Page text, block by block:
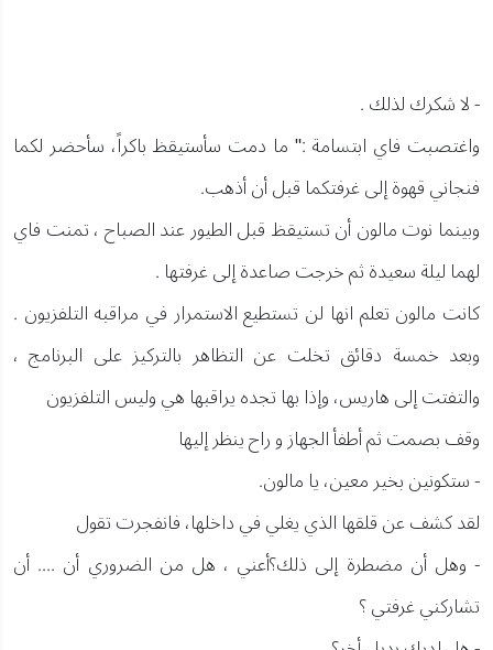
- لا شكرك لذلك .
واغتصبت فاي ابتسامة :" ما دمت سأستيقظ باكراً، سأحضر لكما
فنجاني قهوة إلى غرفتكما قبل أن أذهب.
وبينما نوت مالون أن تستيقظ قبل الطيور عند الصباح ، تمنت فاي
لهما ليلة سعيدة ثم خرجت صاعدة إلى غرفتها .
كانت مالون تعلم انها لن تستطيع الاستمرار في مراقبه التلفزيون .
وبعد خمسة دقائق تخلت عن التظاهر بالتركيز على البرنامج ،
والتفتت إلى هاريس، وإذا بها تجده يراقبها هي وليس التلفزيون
وقف بصمت ثم أطفأ الجهاز و راح ينظر إليها
- ستكونين بخير معين، يا مالون.
لقد كشف عن قلقها الذي يغلي في داخلها، فانفجرت تقول
- وهل أن مضطرة إلى ذلك؟أعني ، هل من الضروري أن .... أن
تشاركني غرفتي ؟